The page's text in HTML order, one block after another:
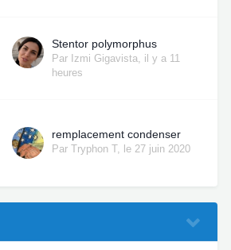
Stentor polymorphus
Par Izmi Gigavista
il y a 11
heures
remplacement condenser
Par Tryphon T, le 27 juin 2020